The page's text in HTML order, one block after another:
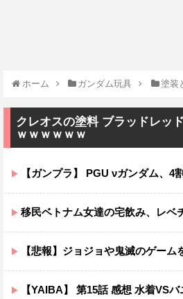
ホーム ガンダム玩具 塗装
クレオスの塗料 ブラッドレッ
ｗｗｗｗｗｗ
【ガンプラ】 PGU νガンダム、4割引きの店舗
移民ベトナム女達の宅飲み、レベチｗｗｗｗｗｗｗｗ
【悲報】ジョジョや鬼滅のゲームを作った人、ジャ
【YAIBA】 第15話 感想 水着VSバ